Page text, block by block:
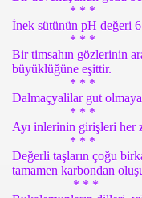
* * *
İnek sütünün pH değeri
* * *
Bir timsahın gözlerinin
büyüklüğüne eşittir.
* * *
Dalmaçyalilar gut
* * *
Ayı inlerinin girişleri her
* * *
Değerli taşların çoğu
tamamen karbondan
* * *